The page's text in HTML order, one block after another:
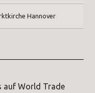
Hannover
auf World Trade